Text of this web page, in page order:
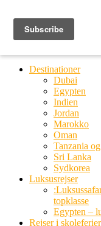
Ring til os
20 66 03 08
Destinationer
Dubai
Egypten
Indien
Jordan
Marokko
Oman
Tanzania
Sri Lanka
Sydkorea
Luksusrejser
topklasse
Egypten –
Rejser i skoleferier